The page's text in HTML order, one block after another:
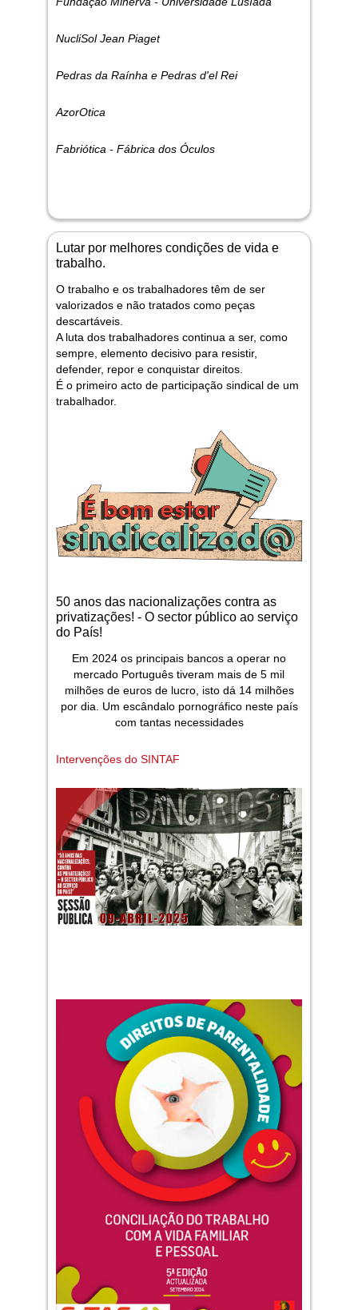
NucliSol Jean Piaget
Pedras da Raínha e Pedras d'el Rei
AzorOtica
Fabriótica - Fábrica dos Óculos
Lutar por melhores condições de vida e
trabalho.
O trabalho e os trabalhadores têm de ser
valorizados e não tratados como peças
descartáveis.
A luta dos trabalhadores continua a ser, como
sempre, elemento decisivo para resistir,
defender, repor e conquistar direitos.
É o primeiro acto de participação sindical de um
trabalhador.
50 anos das nacionalizações contra as
privatizações! - O sector público ao serviço
do País!
Em 2024 os principais bancos a operar no
mercado Português tiveram mais de 5 mil
milhões de euros de lucro, isto dá 14 milhões
por dia. Um escândalo pornográfico neste país
com tantas necessidades
Intervenções do SINTAF